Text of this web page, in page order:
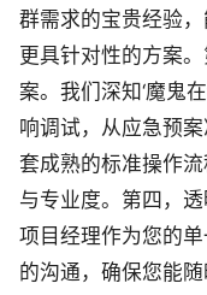
群需求的宝贵经验
更具针对性的方案
案。我们深知‘魔鬼
响调试，从应急预
套成熟的标准操作
与专业度。第四，
项目经理作为您的
的沟通，确保您能